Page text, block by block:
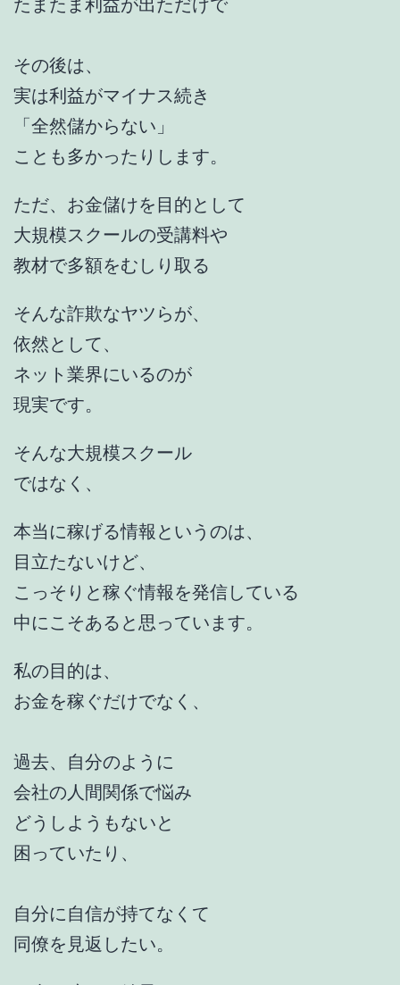
たまたま利益が出ただけで
その後は、
実は利益がマイナス続き
「全然儲からない」
ことも多かったりします。
ただ、お金儲けを目的として
大規模スクールの受講料や
教材で多額をむしり取る
そんな詐欺なヤツらが、
依然として、
ネット業界にいるのが
現実です。
そんな大規模スクール
ではなく、
本当に稼げる情報というのは、
目立たないけど、
こっそりと稼ぐ情報を発信している
中にこそあると思っています。
私の目的は、
お金を稼ぐだけでなく、
過去、自分のように
会社の人間関係で悩み
どうしようもないと
困っていたり、
自分に自信が持てなくて
同僚を見返したい。